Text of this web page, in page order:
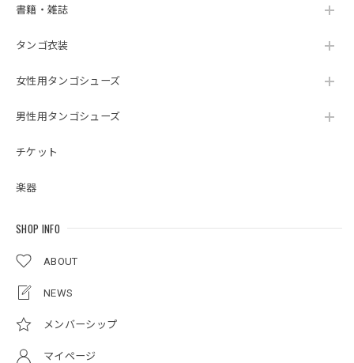
書籍・雑誌
タンゴ衣装
女性用タンゴシューズ
男性用タンゴシューズ
チケット
楽器
SHOP INFO
ABOUT
NEWS
メンバーシップ
マイページ